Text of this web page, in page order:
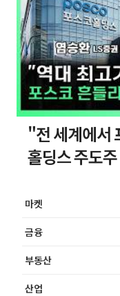
"전 세계에서
홀딩스 주도
마켓
금융
부동산
산업